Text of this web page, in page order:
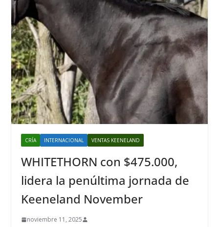
CRÍA INTERNACIONAL VENTAS KEENELAND
WHITETHORN con $475.000,
lidera la penúltima jornada de
Keeneland November
noviembre 11, 2025